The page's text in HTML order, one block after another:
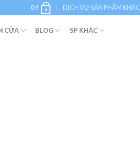
0₫ 0 DỊCH VỤ-SẢN PHẨM KHÁC
CỬA BLOG SP KHÁC